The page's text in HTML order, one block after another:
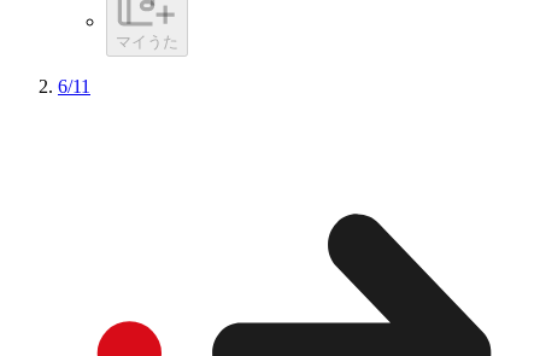
マイうた
6/11